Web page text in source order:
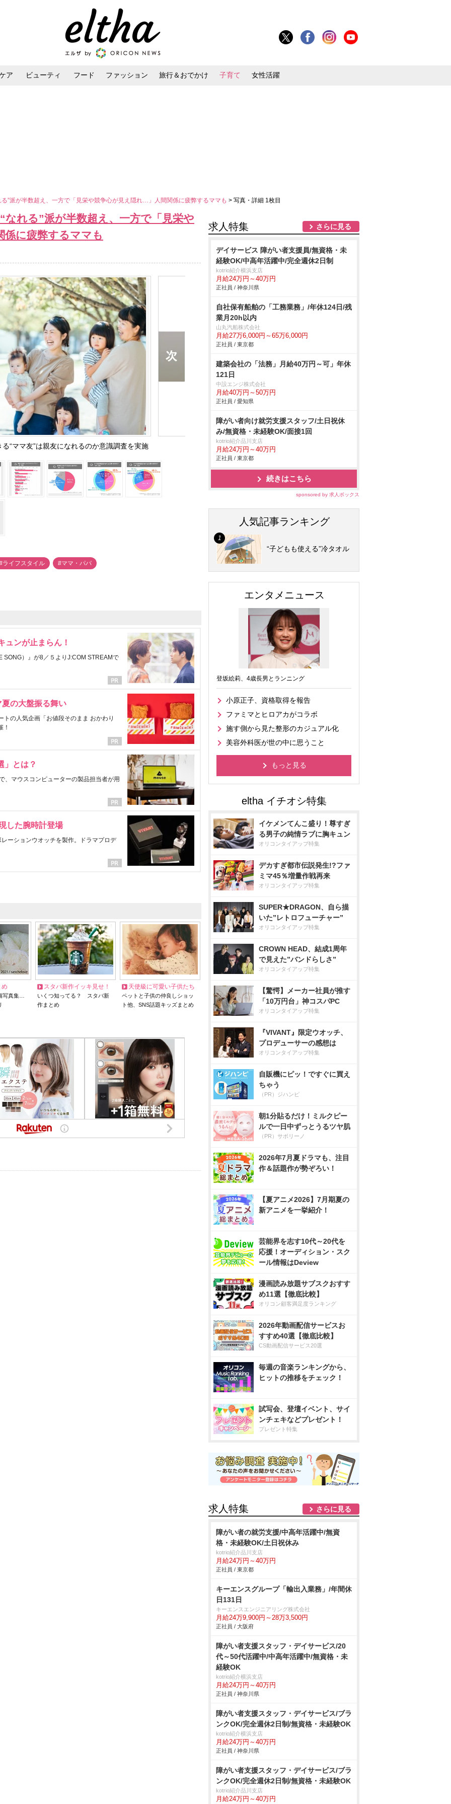
ア ビューティ フード ファッション 旅行＆おでかけ 子育て 女性活躍
る”派が半数超え、一方で「見栄や競争心が見え隠れ…」人間関係に疲弊するママも > 写真・詳細 1枚目
なれる”派が半数超え、一方で「見栄
に疲弊するママも
“ママ友”は親友になれるのか意識調査を実施
ライフスタイル #ママ・パパ
ュンが止まらん！
SONG）』が8／５よりJ:COM STREAMで
の大盤振る舞い
の人気企画「お値段そのまま おかわり
！
」とは？
、マウスコンピューターの製品担当者が用
した腕時計登場
ーションウオッチを製作。ドラマプロデ
め
写真集…
スタバ新作イッキ見せ！
いくつ知ってる？ スタバ新
作まとめ
天使級に可愛い子供たち
ペットと子供の仲良しショッ
ト他、SNS話題キッズまとめ
求人特集 さらに見る
デイサービス 障がい者支援員/無資格・未
経験OK/中高年活躍中/完全週休2日制
kotrio紹介横浜支店
月給24万円～40万円
正社員 / 神奈川県
自社保有船舶の「工務業務」/年休124日/残
業月20h以内
山丸汽船株式会社
月給27万6,000円～65万6,000円
正社員 / 東京都
建築会社の「法務」月給40万円～可」年休
121日
中設エンジ株式会社
月給40万円～50万円
正社員 / 愛知県
障がい者向け就労支援スタッフ/土日祝休
み/無資格・未経験OK/面接1回
kotrio紹介品川支店
月給24万円～40万円
正社員 / 東京都
続きはこちら
sponsored by 求人ボックス
人気記事ランキング
“子どもも使える”冷タオル
エンタメニュース
登坂絵莉、4歳長男とランニング
小原正子、資格取得を報告
ファミマとヒロアカがコラボ
施す側から見た整形のカジュアル化
美容外科医が世の中に思うこと
もっと見る
イケメンてんこ盛り！尊すぎ
る男子の純情ラブに胸キュン
オリコンタイアップ特集
デカすぎ都市伝説発生!?ファ
ミマ45％増量作戦再来
オリコンタイアップ特集
SUPER★DRAGON、自ら描
いた”レトロフューチャー”
オリコンタイアップ特集
CROWN HEAD、結成1周年
で見えた”バンドらしさ”
オリコンタイアップ特集
【驚愕】メーカー社員が推す
「10万円台」神コスパPC
オリコンタイアップ特集
『VIVANT』限定ウオッチ、
プロデューサーの感想は
オリコンタイアップ特集
自販機にピッ！ですぐに買え
ちゃう
（PR）ジハンピ
朝1分貼るだけ！ミルクピー
ルで一日中ずっとうるツヤ肌
（PR）サボリーノ
2026年7月夏ドラマも、注目
作＆話題作が勢ぞろい！
【夏アニメ2026】7月期夏の
新アニメを一挙紹介！
芸能界を志す10代～20代を
応援！オーディション・スク
ール情報はDeview
漫画読み放題サブスクおすす
め11選【徹底比較】
オリコン顧客満足度ランキング
2026年動画配信サービスお
すすめ40選【徹底比較】
CS動画配信サービス20選
毎週の音楽ランキングから、
ヒットの推移をチェック！
試写会、登壇イベント、サイ
ンチェキなどプレゼント！
プレゼント特集
求人特集 さらに見る
障がい者の就労支援/中高年活躍中/無資
格・未経験OK/土日祝休み
kotrio紹介品川支店
月給24万円～40万円
正社員 / 東京都
キーエンスグループ「輸出入業務」/年間休
日131日
キーエンスエンジニアリング株式会社
月給24万9,900円～28万3,500円
正社員 / 大阪府
障がい者支援スタッフ・デイサービス/20
代～50代活躍中/中高年活躍中/無資格・未
経験OK
kotrio紹介横浜支店
月給24万円～40万円
正社員 / 神奈川県
障がい者支援スタッフ・デイサービス/ブラ
ンクOK/完全週休2日制/無資格・未経験OK
kotrio紹介横浜支店
月給24万円～40万円
正社員 / 神奈川県
障がい者支援スタッフ・デイサービス/ブラ
ンクOK/完全週休2日制/無資格・未経験OK
kotrio紹介品川支店
月給24万円～40万円